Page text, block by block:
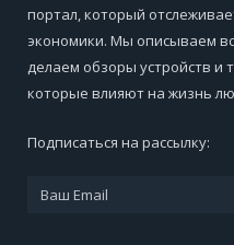
портал, который
экономики. Мы описываем
делаем обзоры устройств и
которые влияют на жизнь
Подписаться на рассылку: